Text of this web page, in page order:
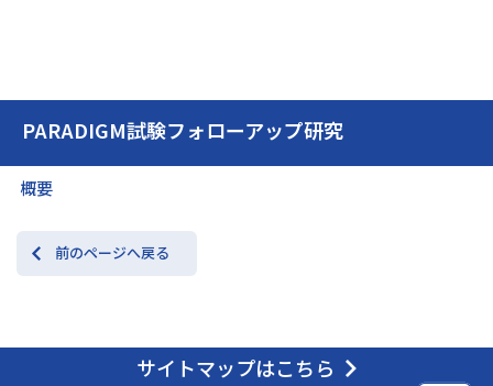
交通アクセス お問い合わせ
PARADIGM試験フォローアップ研究
概要
前のページへ戻る
サイトマップはこちら